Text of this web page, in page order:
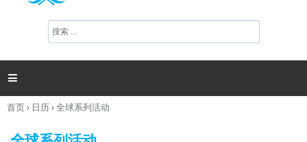
搜
索

你
首页› 日历›全球系列活动